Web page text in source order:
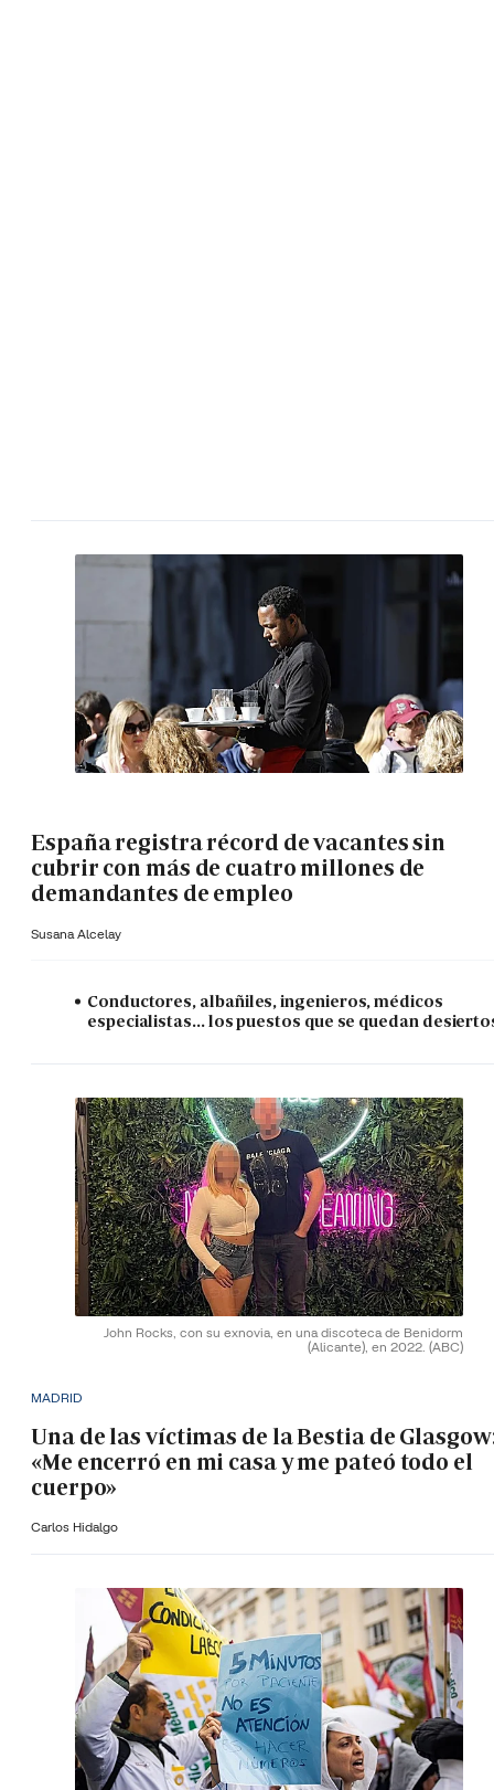
España registra récord de vacantes sin
cubrir con más de cuatro millones de
demandantes de empleo
Susana Alcelay
Conductores, albañiles, ingenieros, médicos
especialistas... los puestos que se quedan
John Rocks, con su exnovia, en una discoteca de Benidorm
(Alicante), en 2022. (ABC)
MADRID
Una de las víctimas de la Bestia de
«Me encerró en mi casa y me pateó todo el
cuerpo»
Carlos Hidalgo